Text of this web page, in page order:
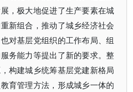
，极大地促进了生产要素在城
新组合，推动了城乡经济社会
对基层党组织的工作布局、组
务能力等提出了新的要求。整
构建城乡统筹基层党建新格局
育管理方法，形成城乡一体的